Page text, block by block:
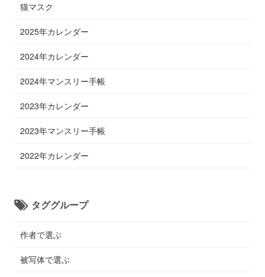
猫マスク
2025年カレンダー
2024年カレンダー
2024年マンスリー手帳
2023年カレンダー
2023年マンスリー手帳
2022年カレンダー
タググループ
作者で選ぶ
被写体で選ぶ